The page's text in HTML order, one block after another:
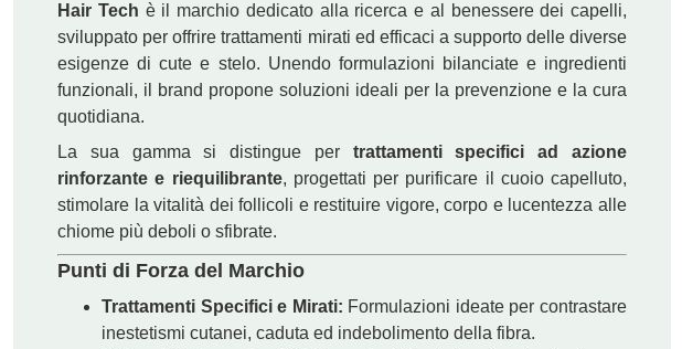
Hair Tech è il marchio dedicato alla ricerca e al benessere dei capelli,
sviluppato per offrire trattamenti mirati ed efficaci a supporto delle diverse
esigenze di cute e stelo. Unendo formulazioni bilanciate e ingredienti
funzionali, il brand propone soluzioni ideali per la prevenzione e la cura
quotidiana.
La sua gamma si distingue per trattamenti specifici ad azione
rinforzante e riequilibrante, progettati per purificare il cuoio capelluto,
stimolare la vitalità dei follicoli e restituire vigore, corpo e lucentezza alle
chiome più deboli o sfibrate.
Punti di Forza del Marchio
Trattamenti Specifici e Mirati: Formulazioni ideate per contrastare
inestetismi cutanei, caduta ed indebolimento della fibra.